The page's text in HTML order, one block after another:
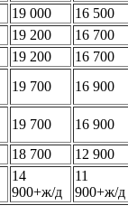
19 000
16 500
19 200
16 700
19 200
16 700
19 700 16 900
19 700
16 900
18 700
12 900
14
900+ж/д
11
900+ж/д